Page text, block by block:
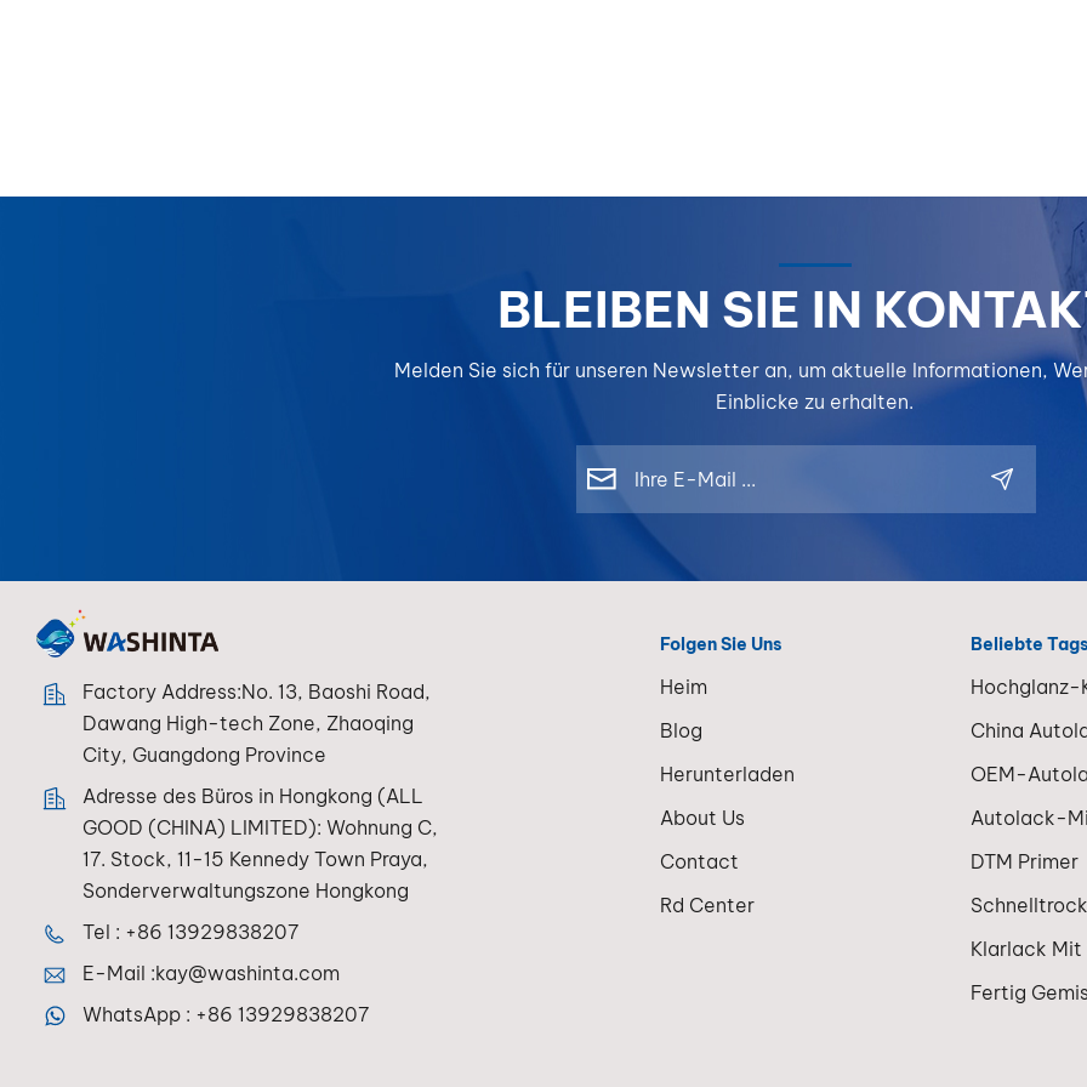
PLUS
intelligente
Datenbank
so,
und
wandelt die
in ein
und
um.
BLEIBEN SIE IN
Melden Sie sich für unseren Newsletter an, um aktuelle Informationen,
Einblicke zu erhalten.
Factory Address:No. 13, Baoshi Road,
Dawang High-tech Zone, Zhaoqing
City, Guangdong Province
Adresse des Büros in Hongkong (ALL
GOOD (CHINA) LIMITED): Wohnung C,
17. Stock, 11-15 Kennedy Town Praya,
Sonderverwaltungszone Hongkong
Tel : +86 13929838207
E-Mail :kay@washinta.com
WhatsApp : +86 13929838207
Beliebte Tags
Hochglanz-
China
OEM-
Autolack-
DTM Primer
Klarlack
Fertig
Folgen Sie Uns
Heim
Blog
Herunterladen
About Us
Contact
Rd Center